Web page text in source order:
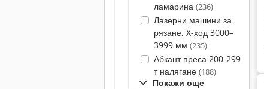
ламарина (236)
Лазерни машини за
рязане, X-ход 3000–
3999 мм (235)
Абкант преса 200-299
т налягане (188)
Покажи още